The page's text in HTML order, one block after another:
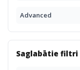
Advanced
Saglabātie filtri